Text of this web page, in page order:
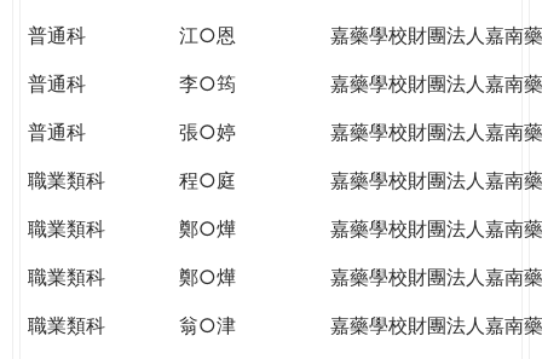
普通科
江○恩
嘉藥學校財團法人嘉南
普通科
李○筠
嘉藥學校財團法人嘉南
普通科
張○婷
嘉藥學校財團法人嘉南
職業類科
程○庭
嘉藥學校財團法人嘉南
職業類科
鄭○燁
嘉藥學校財團法人嘉南
職業類科
鄭○燁
嘉藥學校財團法人嘉南
職業類科
翁○津
嘉藥學校財團法人嘉南